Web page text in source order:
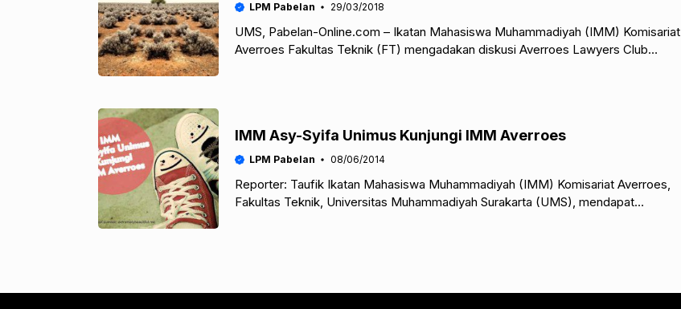
LPM Pabelan 29/03/2018
UMS, Pabelan-Online.com – Ikatan Mahasiswa Muhammadiyah (IMM) Komisariat
Averroes Fakultas Teknik (FT) mengadakan diskusi Averroes Lawyers Club
IMM Asy-Syifa Unimus Kunjungi IMM Averroes
LPM Pabelan 08/06/2014
Reporter: Taufik Ikatan Mahasiswa Muhammadiyah (IMM) Komisariat Averroes,
Fakultas Teknik, Universitas Muhammadiyah Surakarta (UMS), mendapat